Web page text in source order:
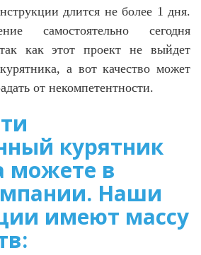
длится не более 1 дня.
самостоятельно сегодня
так как этот проект не выйдет
а вот качество может
от некомпетентности.
курятник
можете в
Наши
имеют массу